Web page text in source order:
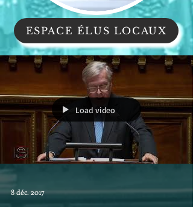
ESPACE ÉLUS LOCAUX
Load video
8 déc. 2017